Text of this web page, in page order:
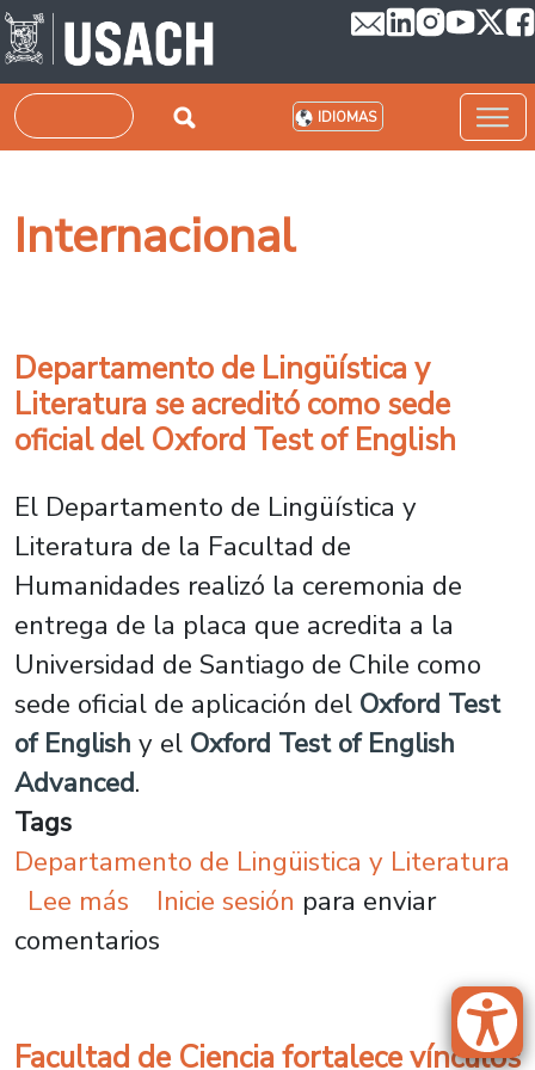
Pasar al contenido principal
Buscar IDIOMAS
Internacional
Departamento de Lingüística y
Literatura se acreditó como sede
oficial del Oxford Test of English
El Departamento de Lingüística y
Literatura de la Facultad de
Humanidades realizó la ceremonia de
entrega de la placa que acredita a la
Universidad de Santiago de Chile como
sede oficial de aplicación del Oxford Test
of English y el Oxford Test of English
Advanced.
Tags
Departamento de Lingüistica y Literatura
Lee más sobre Departamento de
Inicie sesión para enviar
comentarios
Facultad de Ciencia fortalece vínculos